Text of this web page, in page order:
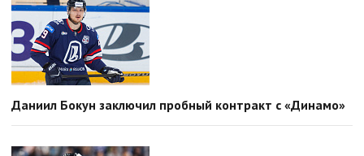
Даниил Бокун заключил пробный контракт с «Динамо»